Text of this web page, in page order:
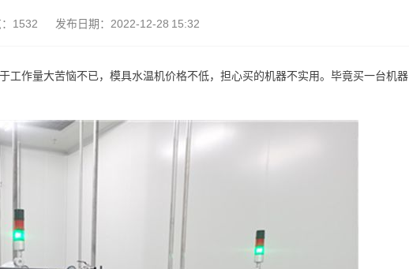
1532 发布日期：2022-12-28 15:32
工作量大苦恼不已，模具水温机价格不低，担心买的机器不实用。毕竟买一台机器